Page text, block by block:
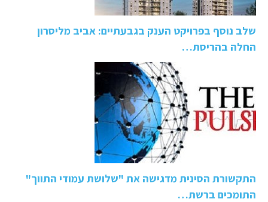
שלב נוסף בפרויקט הענק בגבעתיים: אביב מליסרון
החלה בהריסת…
התקשורת הסינית מדגישה את "שלושת עמודי התווך"
התומכים ברשת…